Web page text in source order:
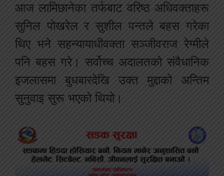
आज लामिछानेका तर्फबाट वरिष्ठ अधिवक्ताहरू
सुनिल पोखरेल र सुशील पन्तले बहस गरेका
थिए भने सहन्यायाधीवक्ता सञ्जीवराज रेग्मीले
पनि बहस गरे। सर्वोच्च अदालतको संवैधानिक
इजलासमा बुधबारदेखि उक्त मुद्दाको अन्तिम
सुनुवाइ सुरू भएको थियो।